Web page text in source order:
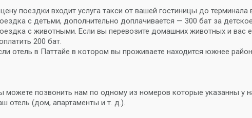
поездки входит услуга такси от вашей гостиницы до
с детьми, дополнительно доплачивается — 300 бат за
с животными. Если вы перевозите домашних животных и вас
200 бат.
отель в Паттайе в котором вы проживаете находится южнее
можете позвонить нам по одному из номеров которые указанны у
отель (дом, апартаменты и т. д.).